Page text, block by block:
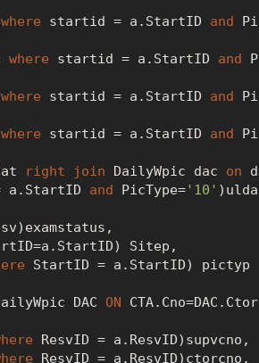
where startid = a.StartID and Pi
where startid = a.StartID and P
where startid = a.StartID and Pi
where startid = a.StartID and Pi
right join DailyWpic dac on d
a.StartID and PicType='10' )ulda
=a.StartID) Sitep,
StartID = a.StartID) pictyp
DAC
ON CTA.Cno=DAC.Ctor
ResvID = a.ResvID)supvcno,
ResvID = a.ResvID)ctorcno,